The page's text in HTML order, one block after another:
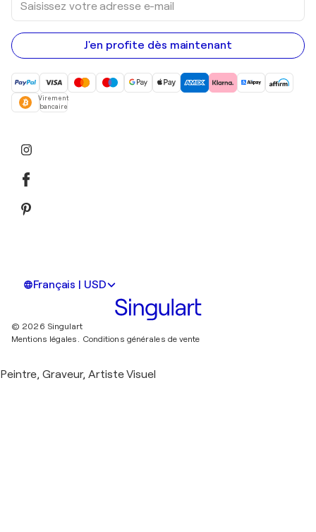
votre
adresse
e-
mail
J'en profite dès maintenant
Virement
bancaire
Français | USD
© 2026 Singulart
Mentions légales.
Conditions générales de vente
Peintre, Graveur, Artiste Visuel